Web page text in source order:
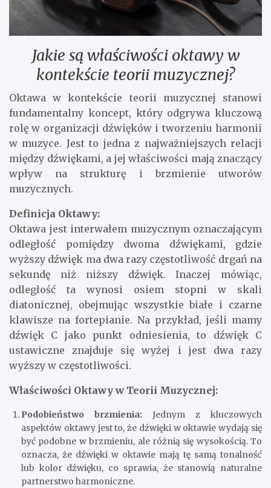
Jakie są właściwości oktawy w
kontekście teorii muzycznej?
Oktawa w kontekście teorii muzycznej stanowi
fundamentalny koncept, który odgrywa kluczową
rolę w organizacji dźwięków i tworzeniu harmonii
w muzyce. Jest to jedna z najważniejszych relacji
między dźwiękami, a jej właściwości mają znaczący
wpływ na strukturę i brzmienie utworów
muzycznych.
Definicja Oktawy:
Oktawa jest interwałem muzycznym oznaczającym
odległość pomiędzy dwoma dźwiękami, gdzie
wyższy dźwięk ma dwa razy częstotliwość drgań na
sekundę niż niższy dźwięk. Inaczej mówiąc,
odległość ta wynosi osiem stopni w skali
diatonicznej, obejmując wszystkie białe i czarne
klawisze na fortepianie. Na przykład, jeśli mamy
dźwięk C jako punkt odniesienia, to dźwięk C
ustawiczne znajduje się wyżej i jest dwa razy
wyższy w częstotliwości.
Właściwości Oktawy w Teorii Muzycznej:
Podobieństwo brzmienia: Jednym z kluczowych
aspektów oktawy jest to, że dźwięki w oktawie wydają się
być podobne w brzmieniu, ale różnią się wysokością. To
oznacza, że dźwięki w oktawie mają tę samą tonalność
lub kolor dźwięku, co sprawia, że stanowią naturalne
partnerstwo harmoniczne.